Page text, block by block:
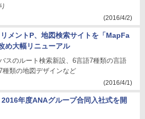
(2016/4/2)
メントP、地図検索サイトを「MapFa
め大幅リニューアル
スのルート検索新設、6言語7種類の言語
種類の地図デザインなど
(2016/4/1)
年度ANAグループ合同入社式を開